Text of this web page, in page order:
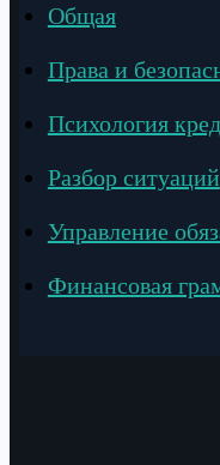
Общая
Права и
Психология
Разбор ситуаций
Управление
Финансовая